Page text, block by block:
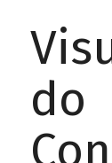
do